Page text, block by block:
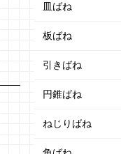
皿ばね
板ばね
引きばね
円錐ばね
ねじりばね